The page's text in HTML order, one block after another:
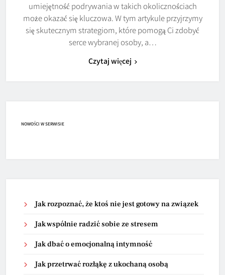
umiejętność podrywania w takich okolicznościach
może okazać się kluczowa. W tym artykule przyjrzymy
się skutecznym strategiom, które pomogą Ci zdobyć
serce wybranej osoby, a…
Czytaj więcej
NOWOŚCI W SERWISIE
Jak rozpoznać, że ktoś nie jest gotowy na związek
Jak wspólnie radzić sobie ze stresem
Jak dbać o emocjonalną intymność
Jak przetrwać rozłąkę z ukochaną osobą